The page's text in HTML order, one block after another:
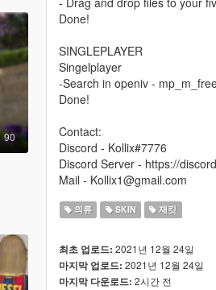
90
Done!
SINGLEPLAYER
Singelplayer
-Search in openiv -
Done!
Contact:
Discord - Kollix#7776
Discord Server - https://
Mail - Kollix1@gmail.com
의류 SKIN 재킷
최초 업로드: 2021년 12월 24일
마지막 업로드: 2021년 12월 24일
마지막 다운로드: 2시간 전